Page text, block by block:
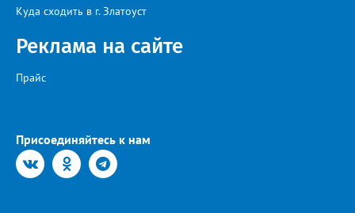
Куда сходить в г. Златоуст
Реклама на сайте
Прайс
Присоединяйтесь к нам